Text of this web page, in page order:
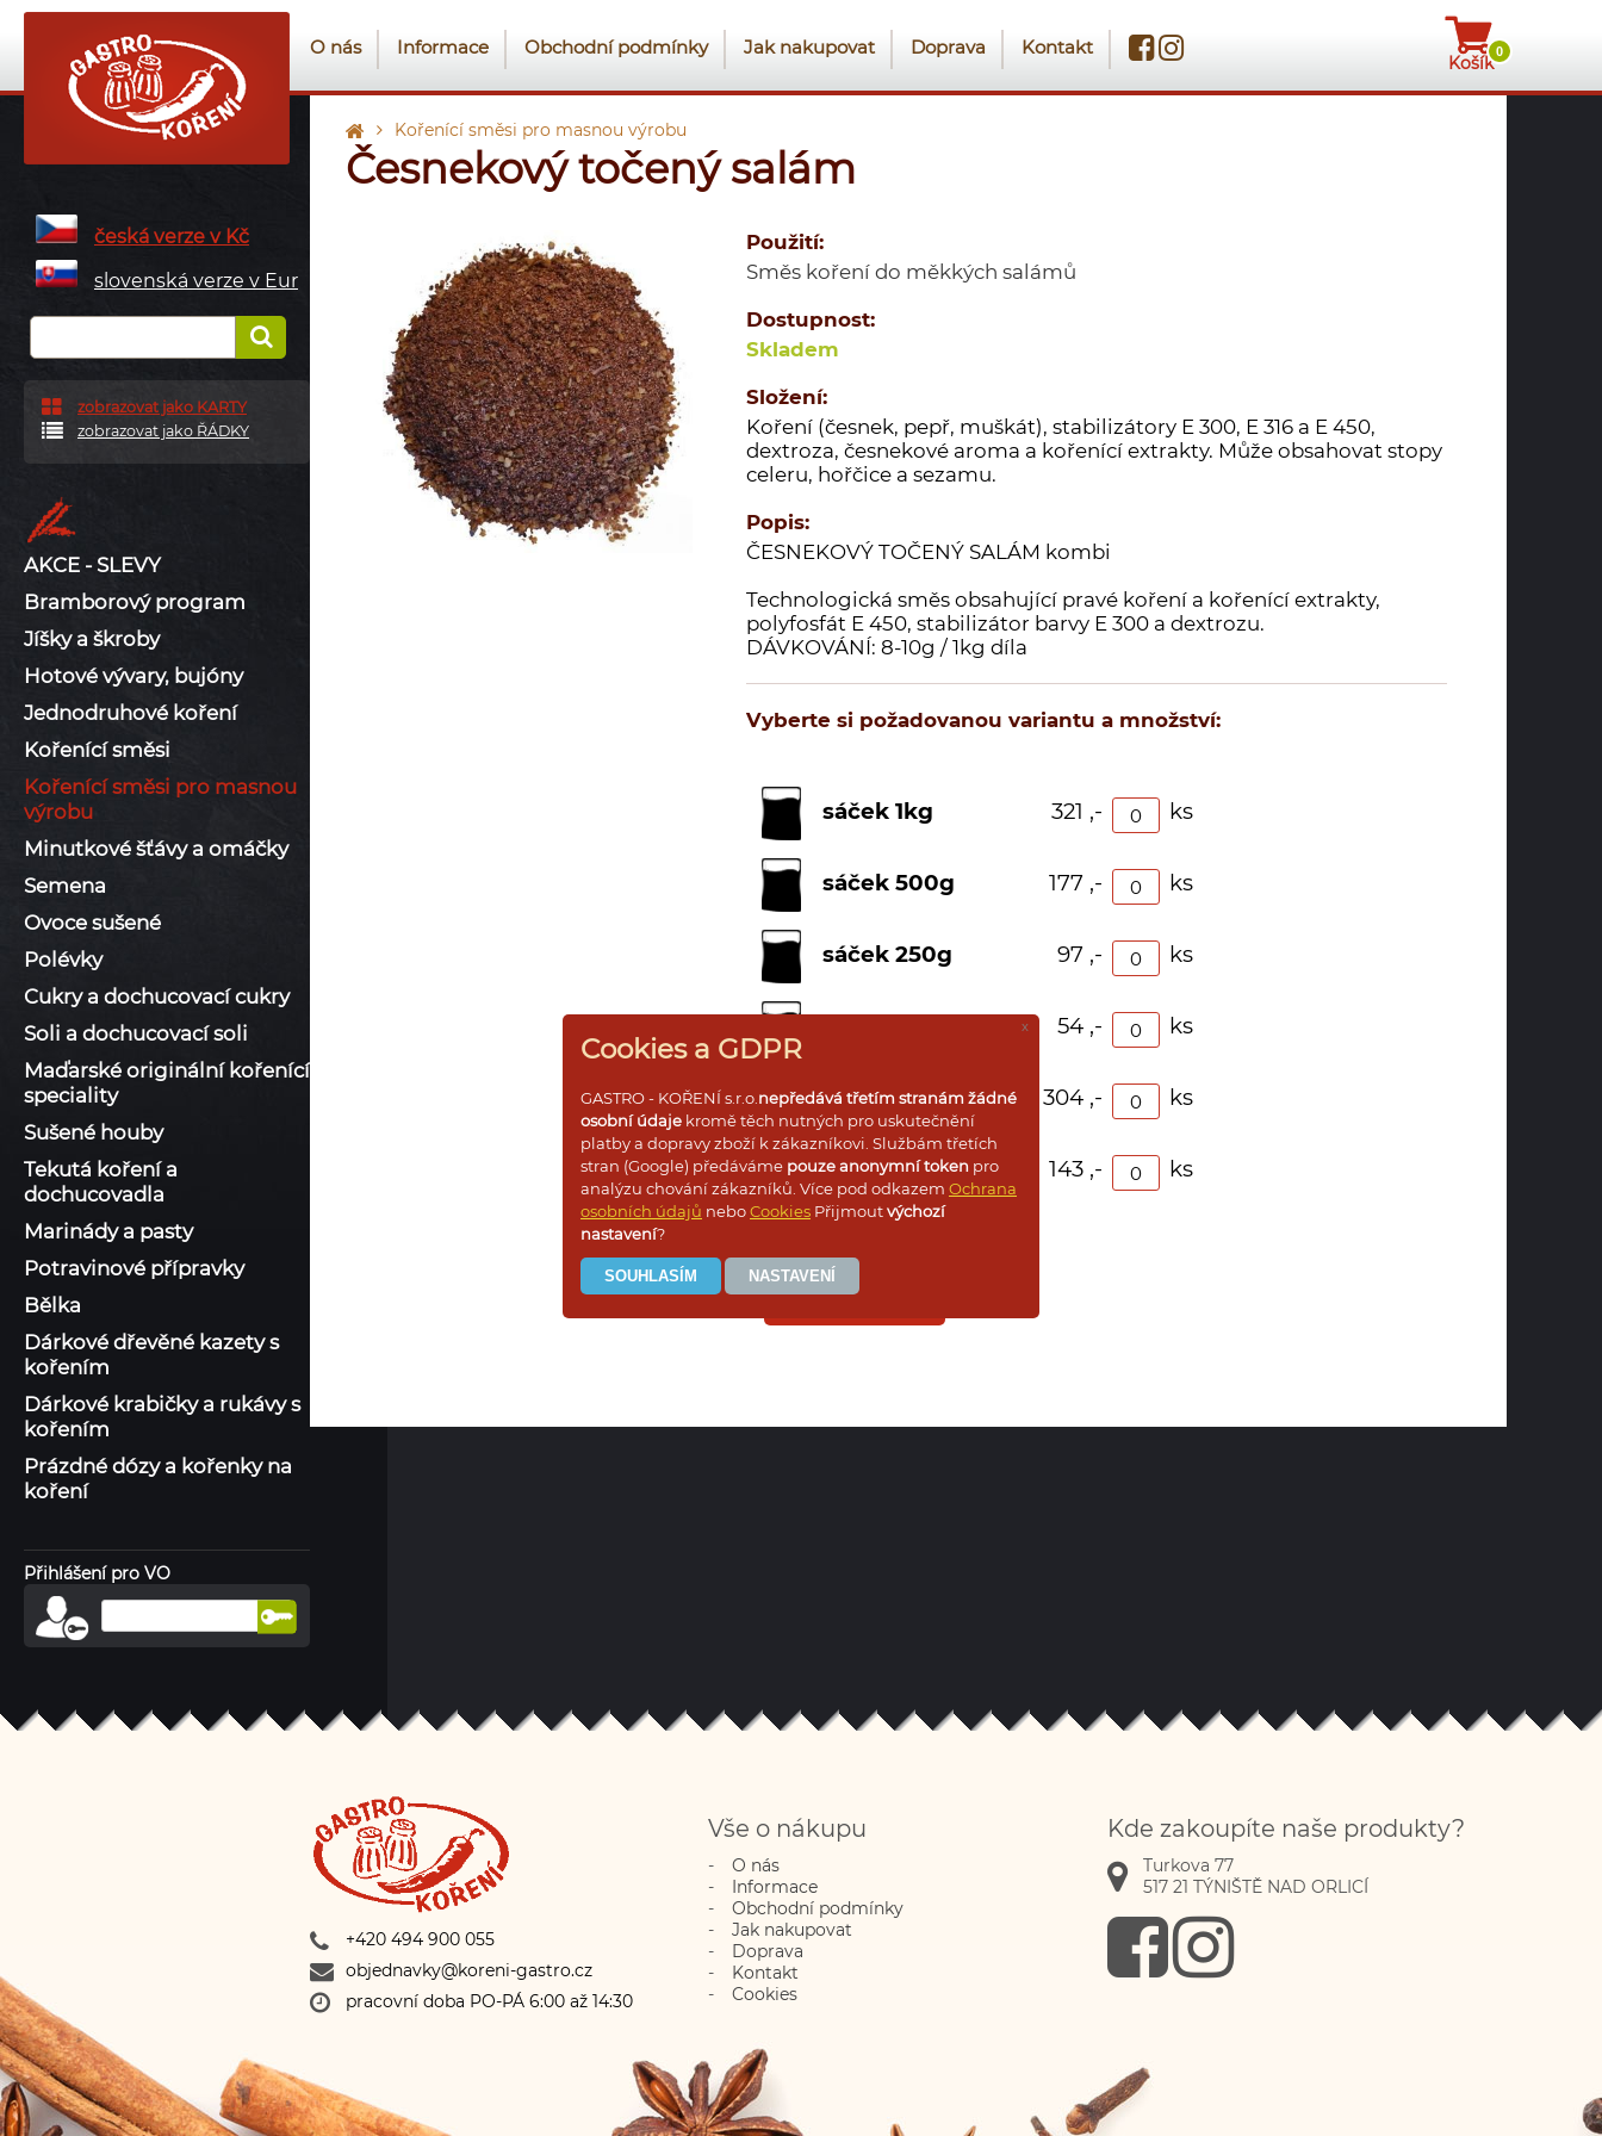
0
Košík
O nás Informace Obchodní podmínky Jak nakupovat Doprava Kontakt
česká verze v Kč
slovenská verze v Eur
zobrazovat jako KARTY
zobrazovat jako ŘÁDKY
AKCE - SLEVY
Bramborový program
Jíšky a škroby
Hotové vývary, bujóny
Jednodruhové koření
Kořenící směsi
Kořenící směsi pro masnou
výrobu
Minutkové šťávy a omáčky
Semena
Ovoce sušené
Polévky
Cukry a dochucovací cukry
Soli a dochucovací soli
Maďarské originální kořenící
speciality
Sušené houby
Tekutá koření a
dochucovadla
Marinády a pasty
Potravinové přípravky
Bělka
Dárkové dřevěné kazety s
kořením
Dárkové krabičky a rukávy s
kořením
Prázdné dózy a kořenky na
koření
Přihlášení pro VO
Kořenící směsi pro masnou výrobu
Česnekový točený salám
Použití:
Směs koření do měkkých salámů
Dostupnost:
Skladem
Složení:
Koření (česnek, pepř, muškát), stabilizátory E 300, E 316 a E 450,
dextroza, česnekové aroma a kořenící extrakty. Může obsahovat stopy
celeru, hořčice a sezamu.
Popis:
ČESNEKOVÝ TOČENÝ SALÁM kombi
Technologická směs obsahující pravé koření a kořenící extrakty,
polyfosfát E 450, stabilizátor barvy E 300 a dextrozu.
DÁVKOVÁNÍ: 8-10g / 1kg díla
Vyberte si požadovanou variantu a množství:
sáček 1kg 321 ,- ks
sáček 500g 177 ,- ks
sáček 250g 97 ,- ks
54 ,- ks
dóza 700g 304 ,- ks
mini dóza 250g 143 ,- ks
+420 494 900 055
objednavky@koreni-gastro.cz
pracovní doba PO-PÁ 6:00 až 14:30
Vše o nákupu
O nás
Informace
Obchodní podmínky
Jak nakupovat
Doprava
Kontakt
Cookies
Kde zakoupíte naše produkty?
Turkova 77
517 21 TÝNIŠTĚ NAD ORLICÍ
x
Cookies a GDPR
GASTRO - KOŘENÍ s.r.o.nepředává třetím stranám žádné
osobní údaje kromě těch nutných pro uskutečnění
platby a dopravy zboží k zákazníkovi. Službám třetích
stran (Google) předáváme pouze anonymní token pro
analýzu chování zákazníků. Více pod odkazem Ochrana
osobních údajů neboCookies Přijmoutvýchozí
nastavení?